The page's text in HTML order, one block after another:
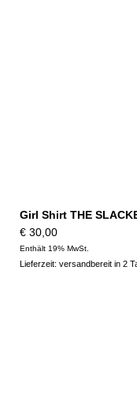
Girl Shirt THE
€30,00
Enthält 19% MwSt.
Lieferzeit: versandbereit in 2